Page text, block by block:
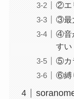
②エ
③最
④音
すい
⑤カ
⑥縛